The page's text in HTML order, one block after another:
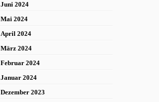
Juni 2024
Mai 2024
April 2024
März 2024
Februar 2024
Januar 2024
Dezember 2023